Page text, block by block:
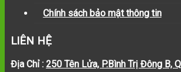
Chính sách bảo mật thông tin
LIÊN HỆ
Địa Chỉ : 250 Tên Lửa, P.Bình Trị Đông B,